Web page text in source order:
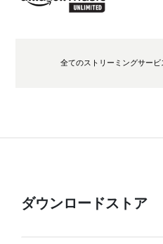
全てのストリーミングサービ
ダウンロードストア